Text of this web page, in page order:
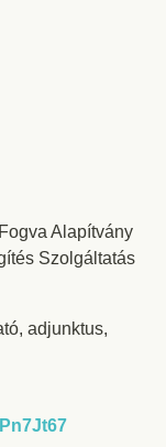
Alapítvány
Szolgáltatás
adjunktus,